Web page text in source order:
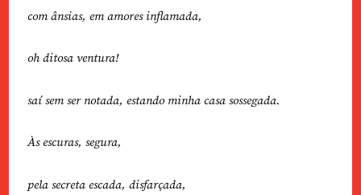
com ânsias, em amores inflamada,
oh ditosa ventura!
saí sem ser notada, estando minha casa sossegada.
Às escuras, segura,
pela secreta escada, disfarçada,